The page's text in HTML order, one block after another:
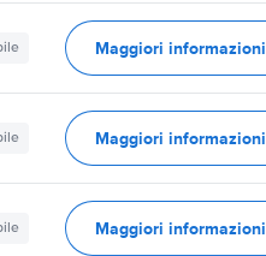
Maggiori informazioni
Maggiori informazioni
Maggiori informazioni